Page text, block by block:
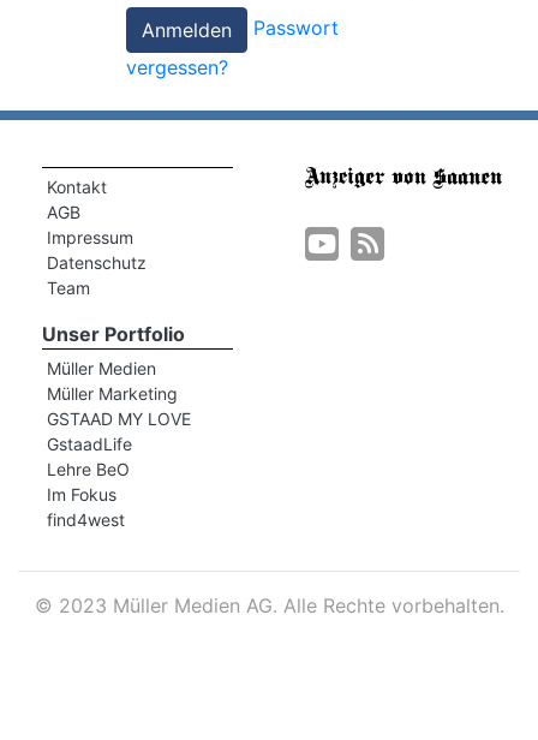
Passwort
vergessen?
Kontakt
AGB
Impressum
Datenschutz
Team
Unser Portfolio
Müller Medien
Müller Marketing
GSTAAD MY LOVE
GstaadLife
Lehre BeO
Im Fokus
find4west
© 2023 Müller Medien AG. Alle Rechte vorbehalten.